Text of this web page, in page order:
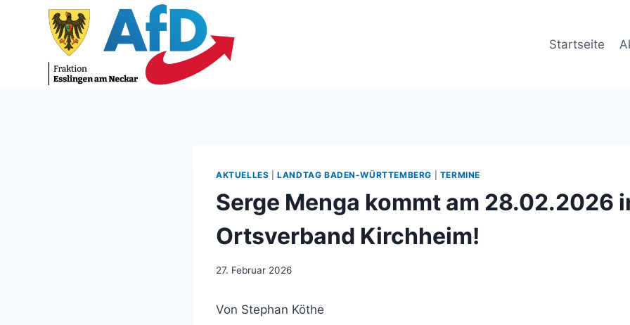
Startseite
AKTUELLES |LANDTAG BADEN-WÜRTTEMBERG TERMINE
Serge Menga kommt am 28.02.2026
Ortsverband Kirchheim!
27. Februar 2026
Von Stephan Köthe